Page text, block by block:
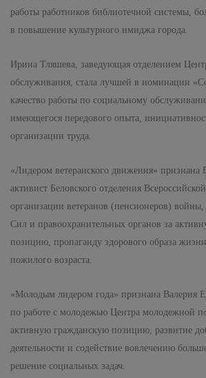
работы работников библиотечной системы,
в повышение культурного имиджа города.
Ирина Тляшева, заведующая отделением
обслуживания, стала лучшей в номинации
качество работы по социальному
имеющегося передового опыта,
организации труда.
«Лидером ветеранского движения» признана
активист Беловского отделения
организации ветеранов (пенсионеров)
Сил и правоохранительных органов за
позицию, пропаганду здорового образа
пожилого возраста.
«Молодым лидером года» признана Валерия
по работе с молодежью Центра молодежной
активную гражданскую позицию, развитие
деятельности и содействие вовлечению
решение социальных задач.